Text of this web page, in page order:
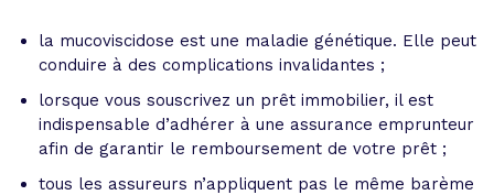
la mucoviscidose est une maladie génétique. Elle peut
conduire à des complications invalidantes ;
lorsque vous souscrivez un prêt immobilier, il est
indispensable d’adhérer à une assurance emprunteur
afin de garantir le remboursement de votre prêt ;
tous les assureurs n’appliquent pas le même barème